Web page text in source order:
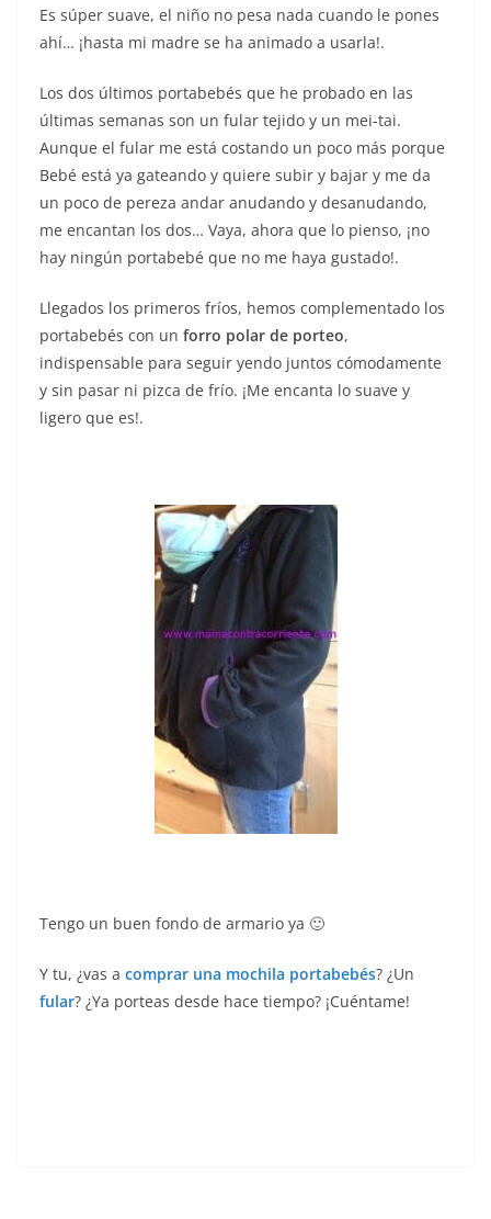
Es súper suave, el niño no pesa nada cuando le pones
ahí… ¡hasta mi madre se ha animado a usarla!.
Los dos últimos portabebés que he probado en las
últimas semanas son un fular tejido y un mei-tai.
Aunque el fular me está costando un poco más porque
Bebé está ya gateando y quiere subir y bajar y me da
un poco de pereza andar anudando y desanudando,
me encantan los dos… Vaya, ahora que lo pienso, ¡no
hay ningún portabebé que no me haya gustado!.
Llegados los primeros fríos, hemos complementado los
portabebés con un forro polar de porteo,
indispensable para seguir yendo juntos cómodamente
y sin pasar ni pizca de frío. ¡Me encanta lo suave y
ligero que es!.
Tengo un buen fondo de armario ya 🙂
Y tu, ¿vas a comprar una mochila portabebés? ¿Un
fular? ¿Ya porteas desde hace tiempo? ¡Cuéntame!